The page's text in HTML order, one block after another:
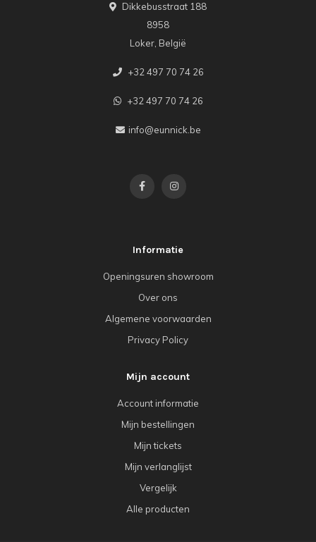
Dikkebusstraat 188
8958
Loker, België
+32 497 70 74 26
+32 497 70 74 26
info@eunnick.be
Informatie
Openingsuren showroom
Over ons
Algemene voorwaarden
Privacy Policy
Mijn account
Account informatie
Mijn bestellingen
Mijn tickets
Mijn verlanglijst
Vergelijk
Alle producten